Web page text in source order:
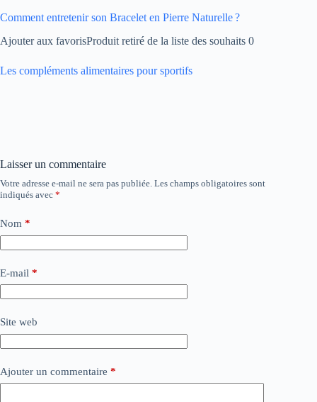
Comment entretenir son Bracelet en Pierre Naturelle ?
Ajouter aux favorisProduit retiré de la liste des souhaits 0
Les compléments alimentaires pour sportifs
Laisser un commentaire
Votre adresse e-mail ne sera pas publiée. Les champs obligatoires sont
indiqués avec *
Nom *
E-mail *
Site web
Ajouter un commentaire *